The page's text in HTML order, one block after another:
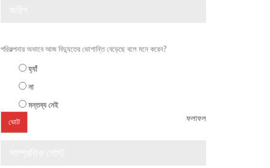
পরিকল্পনার অভাবে আজ বিদ্যুতের ভোগান্তি বেড়েছে বলে মনে করেন?
হ্যাঁ
না
মন্তব্য নেই
ফলাফল